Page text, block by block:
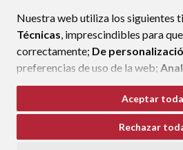
Nuestra web utiliza los siguientes
Técnicas, imprescindibles para
correctamente; De
preferencias de uso de la web;
funcionamiento de la web y sus
Si acepta pulsando el botón
consideramos que acepta su uso. Si
Aceptar
Rechazar